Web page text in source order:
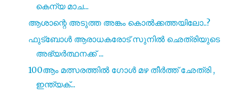
കെന്യ മാച...
ആശാന്റെ അടുത്ത അങ്കം കൊൽക്കത്തയിലോ..?
ഫുട്ബോൾ ആരാധകരോട് സുനിൽ ഛെത്രിയുടെ
അഭ്യർത്ഥനക്ക് ...
100ആം മത്സരത്തിൽ ഗോൾ മഴ തീർത്ത് ഛേത്രി ,
ഇന്ത്യക്...